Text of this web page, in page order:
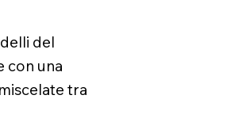
del
con una
tra